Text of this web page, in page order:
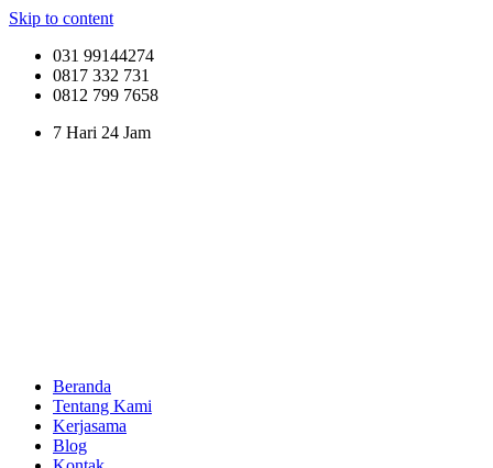
Skip to content
031 99144274
0817 332 731
0812 799 7658
7 Hari 24 Jam
Beranda
Tentang Kami
Kerjasama
Blog